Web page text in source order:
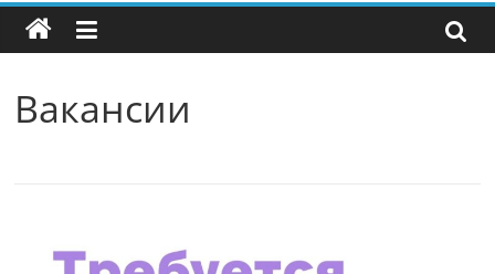
Вакансии